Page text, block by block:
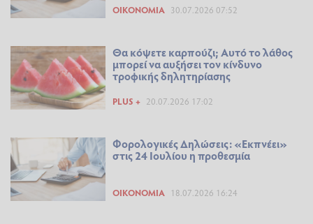
ΟΙΚΟΝΟΜΊΑ 30.07.2026 07:52
Θα κόψετε καρπούζι; Αυτό το λάθος
μπορεί να αυξήσει τον κίνδυνο
τροφικής δηλητηρίασης
PLUS + 20.07.2026 17:02
Φορολογικές Δηλώσεις: «Εκπνέει»
στις 24 Ιουλίου η προθεσμία
ΟΙΚΟΝΟΜΊΑ 18.07.2026 16:24